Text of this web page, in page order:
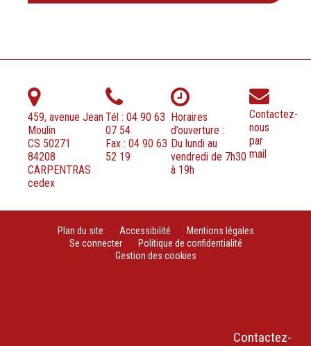
459, avenue Jean
Moulin
CS 50271
84208
CARPENTRAS
cedex
Tél : 04 90 63
07 54
Fax : 04 90 63
52 19
Horaires
d’ouverture :
Du lundi au
vendredi de 7h30
à 19h
Contactez-
nous
par
mail
Plan du site Accessibilité
Mentions légales
Se connecter
Politique de confidentialité
Gestion des cookies
Contactez-